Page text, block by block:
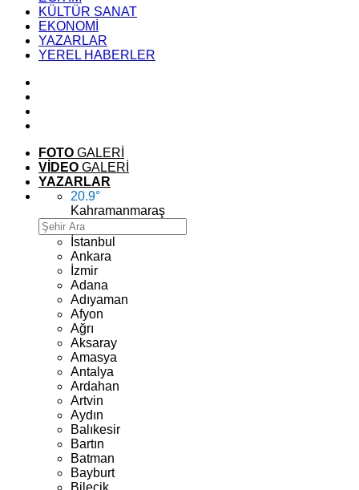
KÜLTÜR SANAT
EKONOMİ
YAZARLAR
YEREL HABERLER
FOTO GALERİ
VİDEO GALERİ
YAZARLAR
20.9°
Kahramanmaraş
İstanbul
Ankara
İzmir
Adana
Adıyaman
Afyon
Ağrı
Aksaray
Amasya
Antalya
Ardahan
Artvin
Aydın
Balıkesir
Bartın
Batman
Bayburt
Bilecik